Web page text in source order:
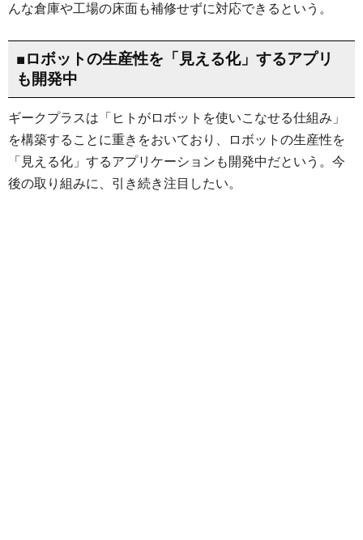
んな倉庫や工場の床面も補修せずに対応できるという。
■ロボットの生産性を「見える化」するアプリ
も開発中
ギークプラスは「ヒトがロボットを使いこなせる仕組み」
を構築することに重きをおいており、ロボットの生産性を
「見える化」するアプリケーションも開発中だという。今
後の取り組みに、引き続き注目したい。